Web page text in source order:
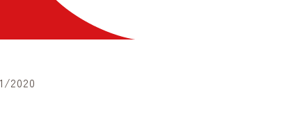
2020